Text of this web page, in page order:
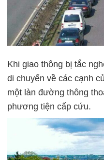
Khi giao thông bị tắc
di chuyển về các cạnh
một làn đường thông
phương tiện cấp cứu.